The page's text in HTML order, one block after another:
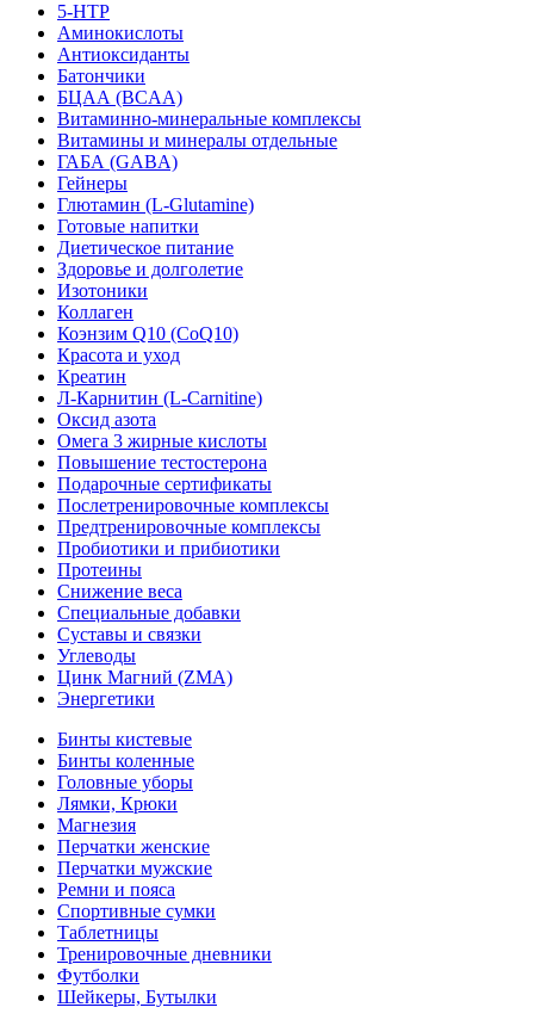
5-HTP
Аминокислоты
Антиоксиданты
Батончики
БЦАА (BCAA)
Витаминно-минеральные комплексы
Витамины и минералы отдельные
ГАБА (GABA)
Гейнеры
Глютамин (L-Glutamine)
Готовые напитки
Диетическое питание
Здоровье и долголетие
Изотоники
Коллаген
Коэнзим Q10 (CoQ10)
Красота и уход
Креатин
Л-Карнитин (L-Сarnitine)
Оксид азота
Омега 3 жирные кислоты
Повышение тестостерона
Подарочные сертификаты
Послетренировочные комплексы
Предтренировочные комплексы
Пробиотики и прибиотики
Протеины
Снижение веса
Специальные добавки
Суставы и связки
Углеводы
Цинк Магний (ZMA)
Энергетики
Бинты кистевые
Бинты коленные
Головные уборы
Лямки, Крюки
Магнезия
Перчатки женские
Перчатки мужские
Ремни и пояса
Спортивные сумки
Таблетницы
Тренировочные дневники
Футболки
Шейкеры, Бутылки